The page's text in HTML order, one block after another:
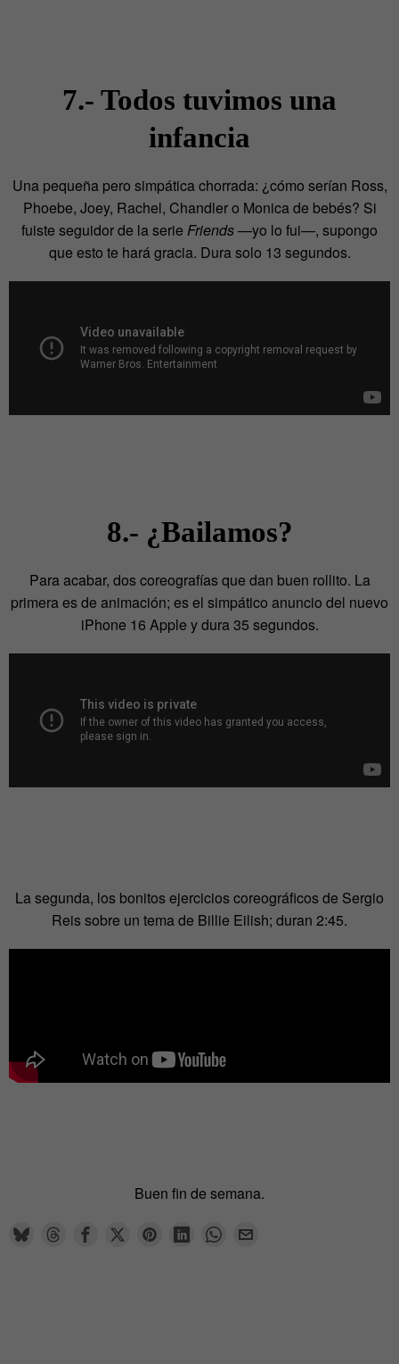
7.- Todos tuvimos una
infancia
Una pequeña pero simpática chorrada: ¿cómo serían Ross,
Phoebe, Joey, Rachel, Chandler o Monica de bebés? Si
fuiste seguidor de la serie Friends—yo lo fui—, supongo
que esto te hará gracia. Dura solo 13 segundos.
8.- ¿Bailamos?
Para acabar, dos coreografías que dan buen rollito. La
primera es de animación; es el simpático anuncio del nuevo
iPhone 16 Apple y dura 35 segundos.
La segunda, los bonitos ejercicios coreográficos de Sergio
Reis sobre un tema de Billie Eilish; duran 2:45.
Buen fin de semana.